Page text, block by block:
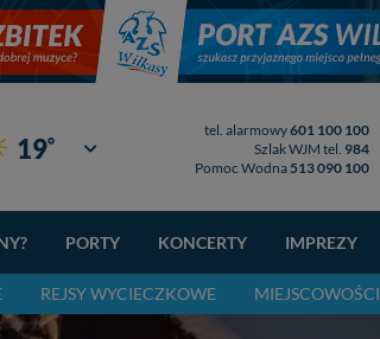
19° Giżycko
tel. alarmowy601 100 100
Szlak WJM tel. 984
Pomoc Wodna 513 090 100
PORTY KONCERTY IMPREZY
REJSY WYCIECZKOWE MIEJSCOWOŚCI